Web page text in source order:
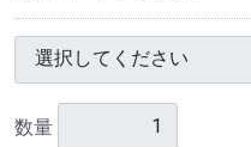
数量